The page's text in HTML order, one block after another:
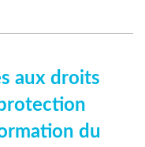
aux droits
du